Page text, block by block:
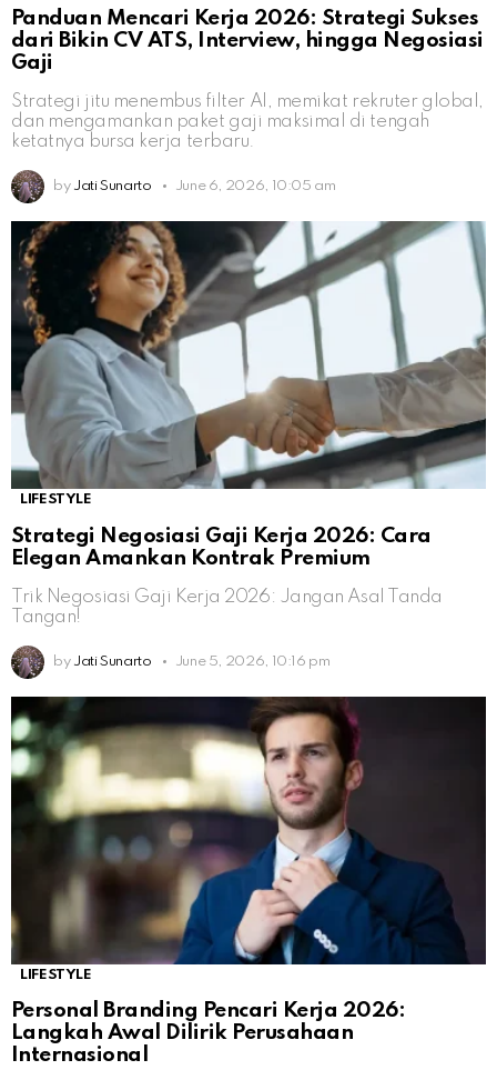
Panduan Mencari Kerja 2026: Strategi Sukses
dari Bikin CV ATS, Interview, hingga Negosiasi
Gaji
Strategi jitu menembus filter AI, memikat rekruter global,
dan mengamankan paket gaji maksimal di tengah
ketatnya bursa kerja terbaru.
by Jati Sunarto June 6, 2026, 10:05 am
LIFESTYLE
Strategi Negosiasi Gaji Kerja 2026: Cara
Elegan Amankan Kontrak Premium
Trik Negosiasi Gaji Kerja 2026: Jangan Asal Tanda
Tangan!
by Jati Sunarto June 5, 2026, 10:16 pm
LIFESTYLE
Personal Branding Pencari Kerja 2026:
Langkah Awal Dilirik Perusahaan
Internasional